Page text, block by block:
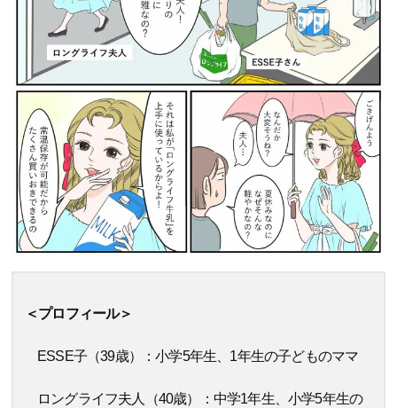
＜プロフィール＞
ESSE子（39歳）：小学5年生、1年生の子どものママ
ロングライフ夫人（40歳）：中学1年生、小学5年生の